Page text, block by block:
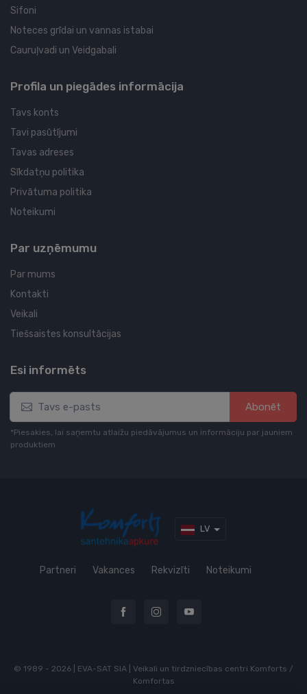
Sifoni
Noteces grīdai un vannas istabai
Cauruļvadi un Veidgabali
Profila un piegādes informācija
Tavs konts
Tavi pasūtījumi
Tavas adreses
Sīkdatņu politika
Privātuma politika
Noteikumi
Par uzņēmumu
Par mums
Kontakti
Veikali
Tiešsaistes konsultācijas
Esi informēts
Abonēt
*Piesakies, lai saņemtu atlaižu piedāvājumus un informāciju par jauniem
produktiem
LV
Partneri Vakances Rekvizīti Noteikumi
© 1989 - 2026 | EVA-SAT SIA | Veikali un tirdzniecības centri Komforts /
Komfortas